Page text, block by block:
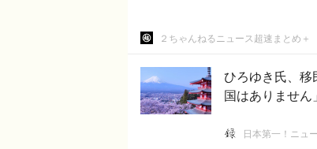
２ちゃんねるニュース超速まとめ＋
ひろゆき氏、移
国はありません」
日本第一！ニュ